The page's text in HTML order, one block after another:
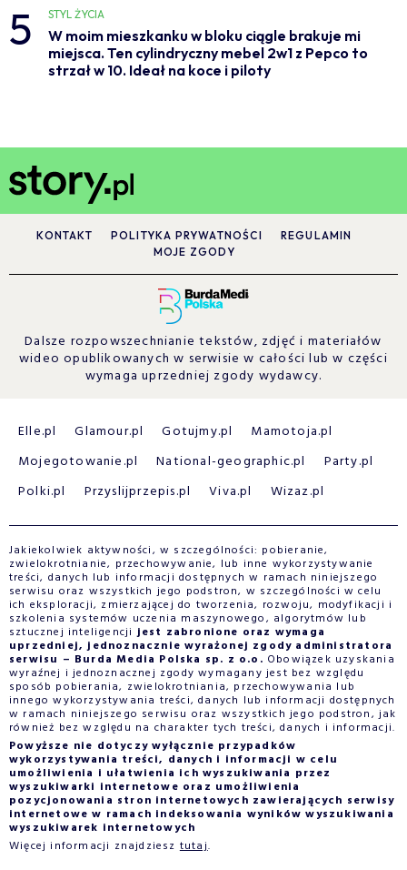
5 STYL ŻYCIA
W moim mieszkanku w bloku ciągle brakuje mi
miejsca. Ten cylindryczny mebel 2w1 z Pepco to
strzał w 10. Ideał na koce i piloty
KONTAKT POLITYKA PRYWATNOŚCI
REGULAMIN
MOJE ZGODY
Dalsze rozpowszechnianie tekstów, zdjęć i materiałów
wideo opublikowanych w serwisie w całości lub w części
wymaga uprzedniej zgody wydawcy.
Elle.pl Glamour.pl Gotujmy.pl
Mamotoja.pl
Mojegotowanie.pl
National-geographic.pl
Party.pl
Polki.pl
Przyslijprzepis.pl Viva.pl Wizaz.pl
Jakiekolwiek aktywności, w szczególności: pobieranie,
zwielokrotnianie, przechowywanie, lub inne wykorzystywanie
treści, danych lub informacji dostępnych w ramach niniejszego
serwisu oraz wszystkich jego podstron, w szczególności w celu
ich eksploracji, zmierzającej do tworzenia, rozwoju, modyfikacji i
szkolenia systemów uczenia maszynowego, algorytmów lub
sztucznej inteligencjijest zabronione oraz wymaga
uprzedniej, jednoznacznie wyrażonej zgody administratora
serwisu – Burda Media Polska sp. z o.o. Obowiązek uzyskania
wyraźnej i jednoznacznej zgody wymagany jest bez względu
sposób pobierania, zwielokrotniania, przechowywania lub
innego wykorzystywania treści, danych lub informacji dostępnych
w ramach niniejszego serwisu oraz wszystkich jego podstron, jak
również bez względu na charakter tych treści, danych i informacji.
Powyższe nie dotyczy wyłącznie przypadków
wykorzystywania treści, danych i informacji w celu
umożliwienia i ułatwienia ich wyszukiwania przez
wyszukiwarki internetowe oraz umożliwienia
pozycjonowania stron internetowych zawierających serwisy
internetowe w ramach indeksowania wyników wyszukiwania
wyszukiwarek internetowych
Więcej informacji znajdziesztutaj.